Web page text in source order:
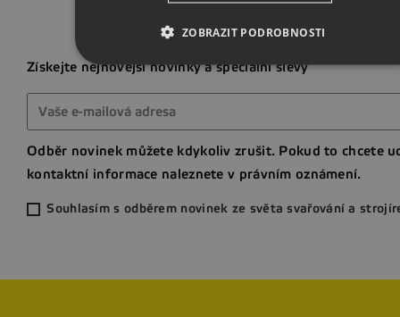
Získejte nejnovější novinky a speciální slevy
Odběr novinek můžete kdykoliv zrušit. Pokud to chcete
kontaktní informace naleznete v právním oznámení.
Souhlasím s odběrem novinek ze světa svařování a
ZOBRAZIT PODROBNOSTI